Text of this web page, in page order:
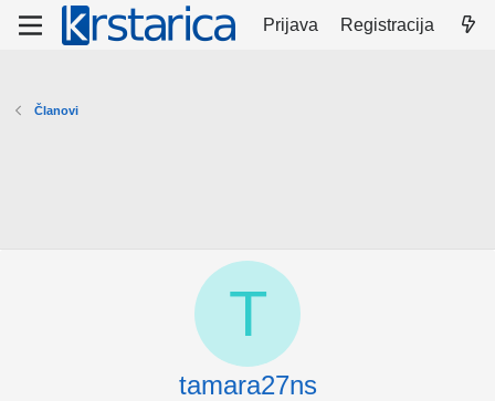
Prijava Registracija
Članovi
T
tamara27ns